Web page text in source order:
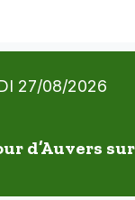
27/08/2026
d’Auvers